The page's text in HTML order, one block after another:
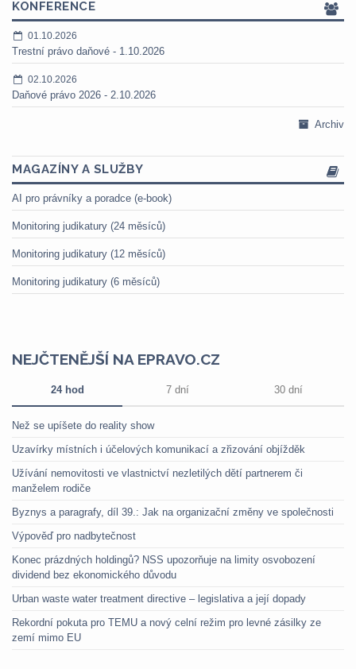
KONFERENCE
01.10.2026
Trestní právo daňové - 1.10.2026
02.10.2026
Daňové právo 2026 - 2.10.2026
Archiv
MAGAZÍNY A SLUŽBY
AI pro právníky a poradce (e-book)
Monitoring judikatury (24 měsíců)
Monitoring judikatury (12 měsíců)
Monitoring judikatury (6 měsíců)
NEJČTENĚJŠÍ NA EPRAVO.CZ
24 hod 7 dní 30 dní
Než se upíšete do reality show
Uzavírky místních i účelových komunikací a zřizování objížděk
Užívání nemovitosti ve vlastnictví nezletilých dětí partnerem či
manželem rodiče
Byznys a paragrafy, díl 39.: Jak na organizační změny ve společnosti
Výpověď pro nadbytečnost
Konec prázdných holdingů? NSS upozorňuje na limity osvobození
dividend bez ekonomického důvodu
Urban waste water treatment directive – legislativa a její dopady
Rekordní pokuta pro TEMU a nový celní režim pro levné zásilky ze
zemí mimo EU